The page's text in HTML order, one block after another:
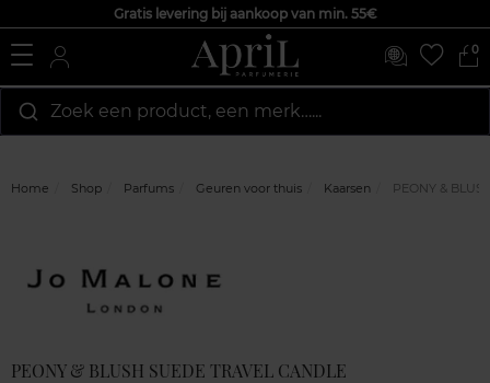
Gratis levering bij aankoop van min. 55€
0
Zoek een product, een merk…...
Home Shop Parfums Geuren voor thuis Kaarsen PEONY &
PEONY & BLUSH SUEDE TRAVEL CANDLE